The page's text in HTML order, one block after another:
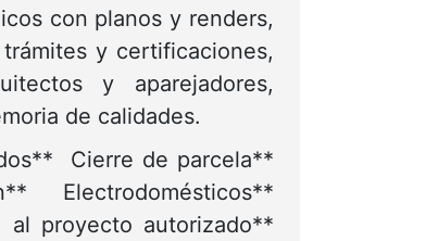
con planos y renders,
y certificaciones,
y aparejadores,
de calidades.
Cierre de parcela**
Electrodomésticos**
proyecto autorizado**